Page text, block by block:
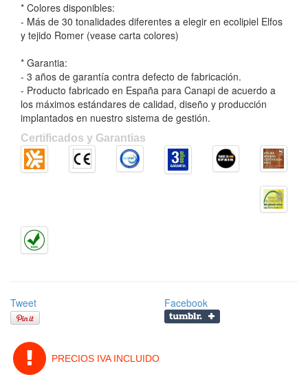
* Colores disponibles:
- Más de 30 tonalidades diferentes a elegir en ecolipiel Elfos
y tejido Romer (vease carta colores)
* Garantia:
- 3 años de garantía contra defecto de fabricación.
- Producto fabricado en España para Canapi de acuerdo a
los máximos estándares de calidad, diseño y producción
implantados en nuestro sistema de gestión.
Certificados y Garantias
Tweet Facebook
PRECIOS IVA INCLUIDO